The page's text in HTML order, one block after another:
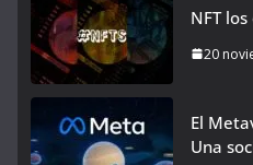
NFT
20
El
Una